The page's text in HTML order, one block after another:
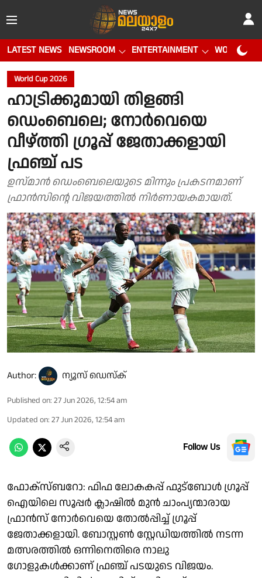
LATEST NEWS NEWSROOM ENTERTAINMENT WORLD CUP
World Cup 2026
ഹാട്രിക്കുമായി തിളങ്ങി
ഡെംബെലെ; നോർവെയെ
വീഴ്ത്തി ഗ്രൂപ്പ് ജേതാക്കളായി
ഫ്രഞ്ച് പട
ഉസ്മാൻ ഡെംബെലെയുടെ മിന്നും പ്രകടനമാണ്
ഫ്രാൻസിൻ്റെ വിജയത്തിൽ നിർണായകമായത്.
Author: ന്യൂസ് ഡെസ്ക്
Published on: 27 Jun 2026, 12:54 am
Updated on: 27 Jun 2026, 12:54 am
Follow Us
ഫോക്സ്‌ബറോ: ഫിഫ ലോകകപ്പ് ഫുട്ബോൾ ഗ്രൂപ്പ്
ഐയിലെ സൂപ്പർ ക്ലാഷിൽ മുൻ ചാംപ്യന്മാരായ
ഫ്രാൻസ് നോർവെയെ തോൽപ്പിച്ച് ഗ്രൂപ്പ്
ജേതാക്കളായി. ബോസ്റ്റൺ സ്റ്റേഡിയത്തിൽ നടന്ന
മത്സരത്തിൽ ഒന്നിനെതിരെ നാലു
ഗോളുകൾക്കാണ് ഫ്രഞ്ച് പടയുടെ വിജയം.